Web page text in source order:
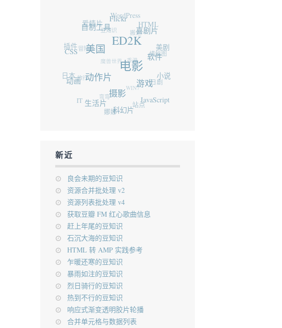
电影
ED2K
美国
动作片
摄影
游戏
软件
喜剧片
Flickr
自制工具
CSS
动画
生活片
科幻片
JavaScript
小说
美剧
HTML
WordPress
爱情片
插件
日本
IT
娜娜
站点
日剧
横幅图
搬运
豆知识
冒险片
旅行
弯弯
WIN7
香港
新近
良会未期的豆知识
资源合并批处理 v2
资源列表批处理 v4
获取豆瓣 FM 红心歌曲信息
赶上年尾的豆知识
石沉大海的豆知识
HTML 转 AMP 实践参考
乍暖还寒的豆知识
暴雨如注的豆知识
烈日骑行的豆知识
热到不行的豆知识
响应式渐变透明胶片轮播
合并单元格与数据列表